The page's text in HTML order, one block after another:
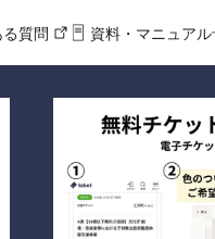
質問 資料・マニュアル